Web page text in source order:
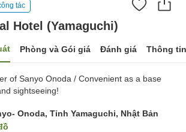
tác
Hotel (Yamaguchi)
Phòng và Gói giá Đánh giá Thông
of Sanyo Onoda / Convenient as a base
sightseeing!
Onoda, Tỉnh Yamaguchi, Nhật Bản